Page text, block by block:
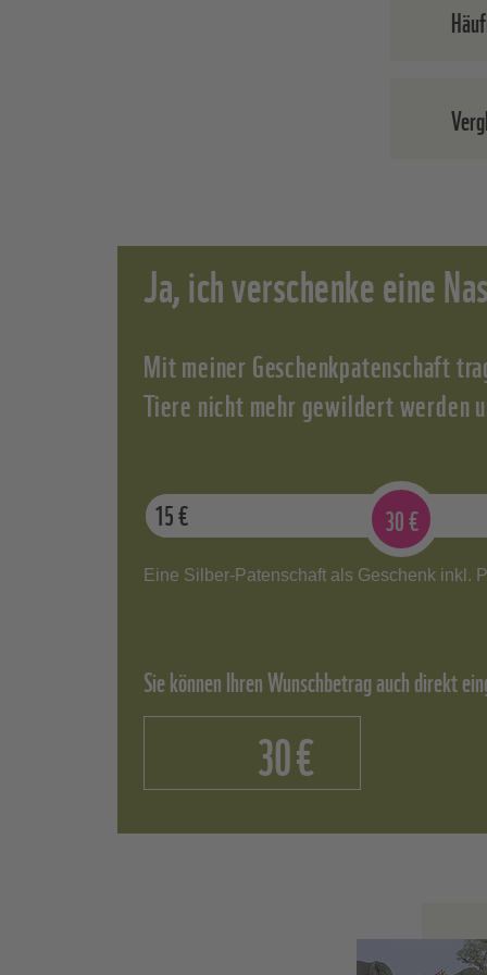
Eine
Was
zum
Wie
70
News
Ja, ich verschenke eine
Mit meiner Geschenkpatenschaft
Tiere nicht mehr gewildert werden
30€
15€
Eine Silber-Patenschaft als Geschenk inkl.
Sie können Ihren Wunschbetrag auch direkt
€